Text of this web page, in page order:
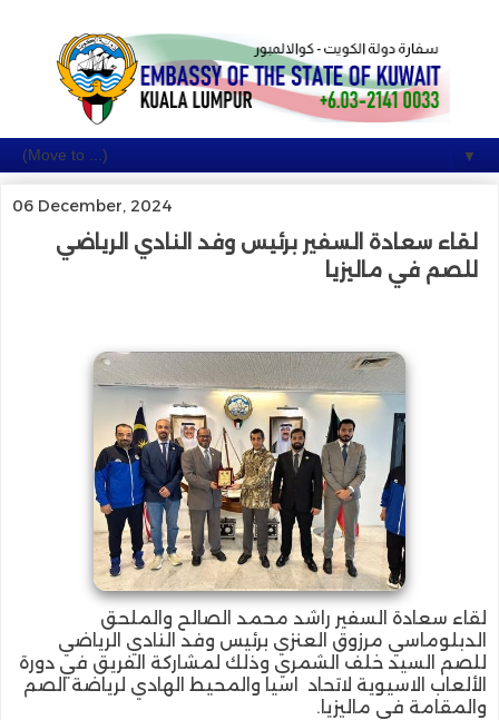
▼
06 December, 2024
لقاء سعادة السفير برئيس وفد النادي الرياضي
للصم في ماليزيا
لقاء سعادة السفير راشد محمد الصالح والملحق
الدبلوماسي مرزوق العنزي برئيس وفد النادي الرياضي
للصم السيد خلف الشمري وذلك لمشاركة الفريق في دورة
الألعاب الاسيوية لاتحاد اسيا والمحيط الهادي لرياضة الصم
والمقامة في ماليزيا.